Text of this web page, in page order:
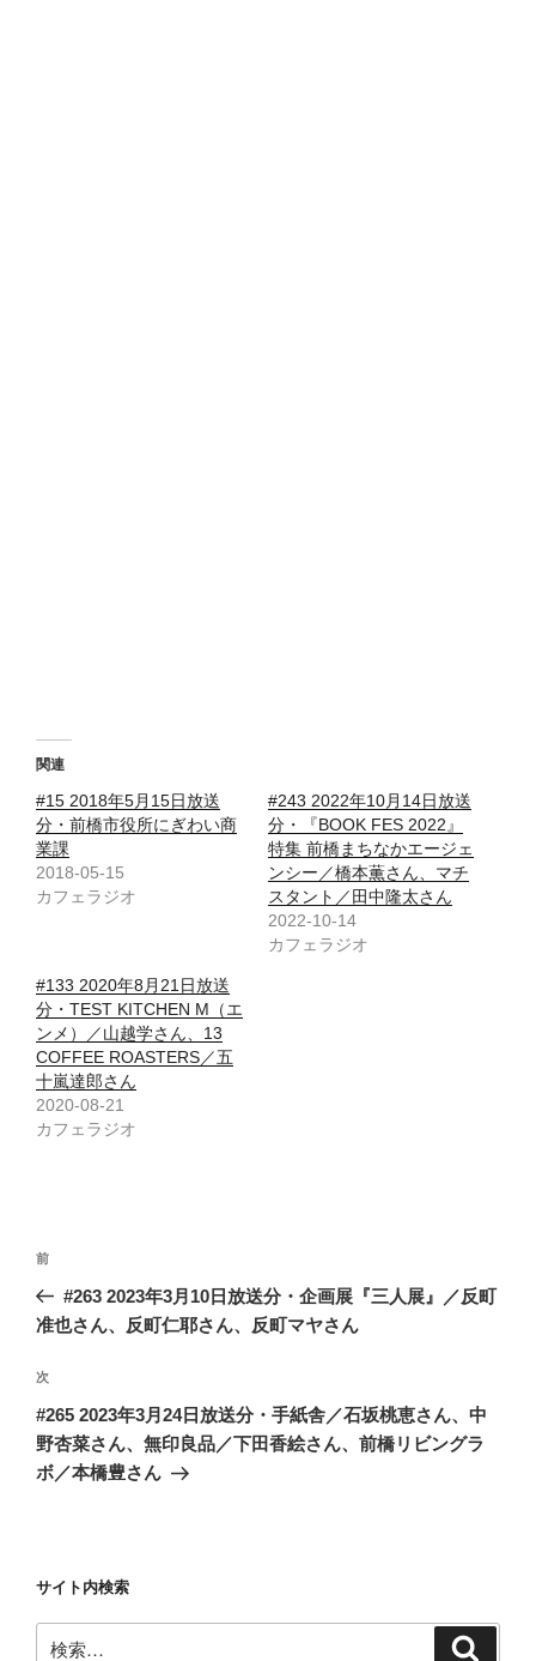
関連
#15 2018年5月15日放送
分・前橋市役所にぎわい商
業課
2018-05-15
カフェラジオ
#243 2022年10月14日放送
分・『BOOK FES 2022』
特集 前橋まちなかエージェ
ンシー／橋本薫さん、マチ
スタント／田中隆太さん
2022-10-14
カフェラジオ
#133 2020年8月21日放送
分・TEST KITCHEN M（エ
ンメ）／山越学さん、13
COFFEE ROASTERS／五
十嵐達郎さん
2020-08-21
カフェラジオ
投
ナ
ゲ
ー
シ
ョ
前
の
投
前
#263 2023年3月10日放送分・企画展『三人展』／反町
准也さん、反町仁耶さん、反町マヤさん
次
の
投
稿
次
#265 2023年3月24日放送分・手紙舎／石坂桃恵さん、中
野杏菜さん、無印良品／下田香絵さん、前橋リビングラ
ボ／本橋豊さん
サイト内検索